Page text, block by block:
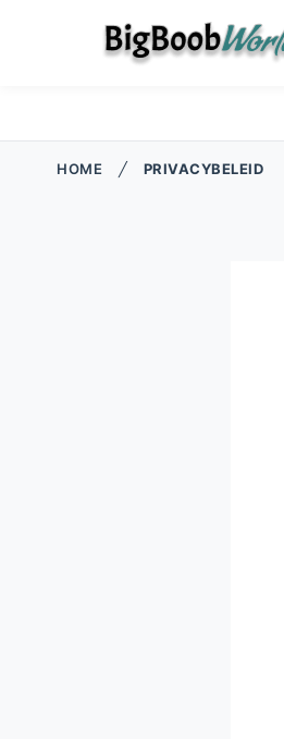
HOME ╱ PRIVACYBELEID